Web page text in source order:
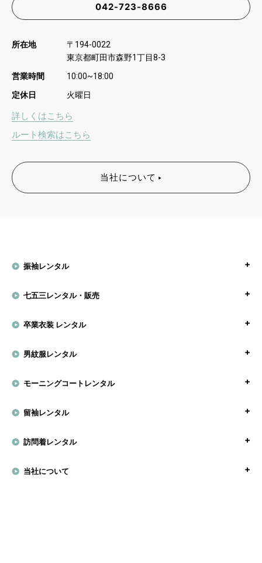
042-723-8666
所在地 〒 194-0022
東京都町田市森野1丁目8-3
営業時間 10:00~18:00
定休日 火曜日
詳しくはこちら
ルート検索はこちら
当社について
振袖レンタル
七五三レンタル・販売
卒業衣装 レンタル
男紋服レンタル
モーニングコートレンタル
留袖レンタル
訪問着レンタル
当社について